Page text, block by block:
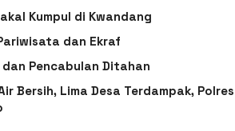
Kumpul di Kwandang
dan Ekraf
dan Pencabulan Ditahan
Bersih, Lima Desa Terdampak,